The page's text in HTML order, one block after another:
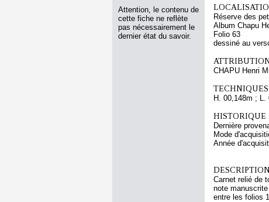
Attention, le contenu de
cette fiche ne reflète
pas nécessairement le
dernier état du savoir.
Réserve des
Album Chapu
Folio 63
dessiné au
CHAPU Henri
TECHNIQUES
H. 00,148m ; L.
HISTORIQUE :
Dernière
Mode
Année
Carnet relié de
note
entre les folios